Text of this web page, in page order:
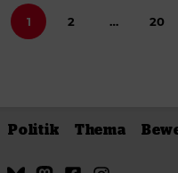
1 2 … 20
Politik Thema